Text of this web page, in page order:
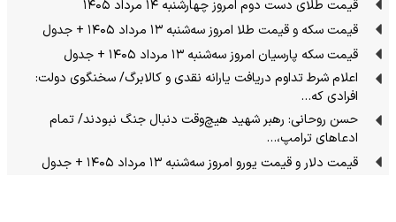
قیمت طلای دست دوم امروز چهارشنبه ۱۴ مرداد ۱۴۰۵
قیمت سکه و قیمت طلا امروز سه‌شنبه ۱۳ مرداد ۱۴۰۵ + جدول
قیمت سکه پارسیان امروز سه‌شنبه ۱۳ مرداد ۱۴۰۵ + جدول
اعلام شرط تداوم دریافت یارانه نقدی و کالابرگ/ سخنگوی دولت:
افرادی که…
حسن روحانی: رهبر شهید هیچ‌وقت دنبال جنگ نبودند/ تمام
ادعاهای ترامپ،…
قیمت دلار و قیمت یورو امروز سه‌شنبه ۱۳ مرداد ۱۴۰۵ + جدول